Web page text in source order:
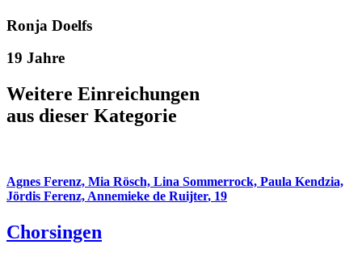
Ronja Doelfs
19 Jahre
Weitere Einreichungen
aus dieser Kategorie
Agnes Ferenz, Mia Rösch, Lina Sommerrock, Paula Kendzia,
Jördis Ferenz, Annemieke de Ruijter, 19
Chorsingen